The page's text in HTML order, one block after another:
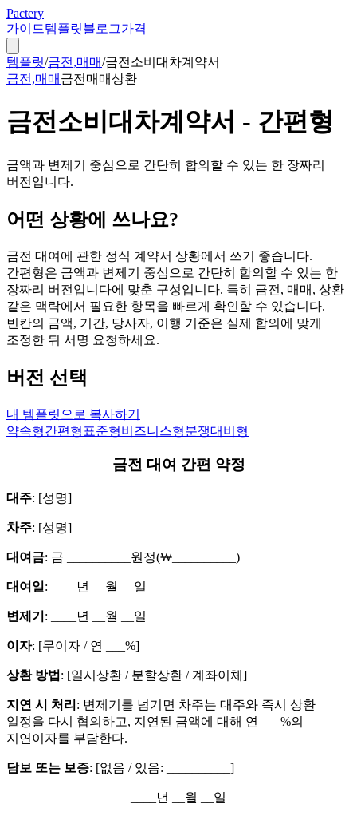
Pactery
가이드템플릿블로그가격
템플릿/금전,매매/금전소비대차계약서
금전,매매 금전 매매상환
금전소비대차계약서 - 간편형
금액과 변제기 중심으로 간단히 합의할 수 있는 한 장짜리
버전입니다.
어떤 상황에 쓰나요?
금전 대여에 관한 정식 계약서 상황에서 쓰기 좋습니다.
간편형은 금액과 변제기 중심으로 간단히 합의할 수 있는 한
장짜리 버전입니다에 맞춘 구성입니다. 특히 금전, 매매, 상환
같은 맥락에서 필요한 항목을 빠르게 확인할 수 있습니다.
빈칸의 금액, 기간, 당사자, 이행 기준은 실제 합의에 맞게
조정한 뒤 서명 요청하세요.
버전 선택
내 템플릿으로 복사하기
약속형간편형 표준형비즈니스형분쟁대비형
금전 대여 간편 약정
대주: [성명]
차주: [성명]
대여금: 금 __________원정(₩__________)
대여일 : ____년 __월 __일
변제기 : ____년 __월 __일
이자: [무이자 / 연 ___%]
상환 방법 : [일시상환 / 분할상환 / 계좌이체]
지연 시 처리 : 변제기를 넘기면 차주는 대주와 즉시 상환
일정을 다시 협의하고, 지연된 금액에 대해 연 ___%의
지연이자를 부담한다.
담보 또는 보증: [없음 / 있음: __________]
____년 __월 __일